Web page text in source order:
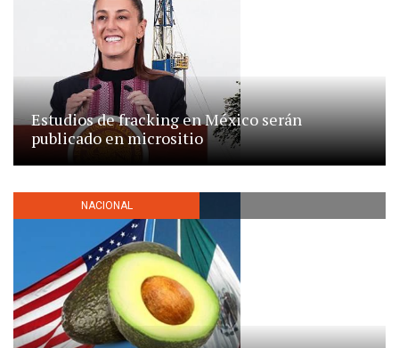
Estudios de fracking en México serán
publicado en micrositio
NACIONAL